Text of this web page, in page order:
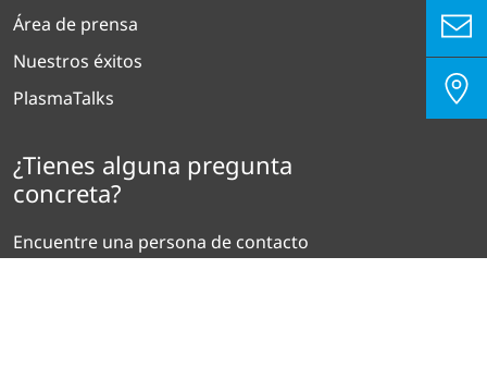
Área de prensa
Nuestros éxitos
PlasmaTalks
¿Tienes alguna pregunta
concreta?
Encuentre una persona de contacto